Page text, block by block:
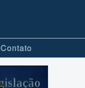
Contato